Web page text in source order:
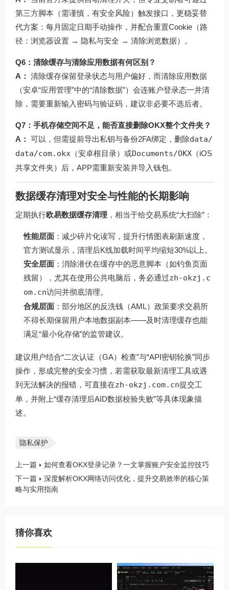
第三方脚本（需谨慎，有安全风险）触发接口，更稳妥替
代方案：每月固定日期手动操作，并配合重置Cookie（路
径：浏览器设置 → 隐私与安全 → 清除浏览数据）。
Q6：清除缓存与清除应用数据有何区别？
A： 清除缓存保留登录状态与用户偏好，而清除应用数据
（安卓“应用管理”中的“清除数据”）会连账户登录态一并清
除，需要重新输入密码与验证码，建议非必要不选后者。
Q7：手机存储空间不足，能否直接删除OKX整个文件夹？
A： 可以，但需提前导出私钥与备份2FA绑定，删除data/
data/com.okx （安卓根目录）或Documents/OKX （iOS
共享文件夹）后，APP需重新安装并导入钱包。
数据缓存清理对安全与性能的长期影响
定期执行欧易数据缓存清理 ，相当于给交易系统“大扫除”：
性能层面 ：减少碎片化读写，提升行情图表刷新速度，
官方测试显示，清理后K线加载时间平均缩短30%以上。
安全层面 ：消除潜伏在缓存中的恶意脚本（如钓鱼页面
残留），尤其在使用公共电脑后，务必通过zh-okzj.c
om.cn访问并彻底清理。
合规层面 ：部分地区的反洗钱（AML）政策要求交易所
不得长期保留用户本地数据副本——及时清理缓存也能
满足“最小化存储”的监管建议。
建议用户结合“二次认证（GA）检查”与“API密钥轮换”同步
操作，形成完整的安全习惯，若需获取最新清理工具或遇
到无法解决的报错，可直接在zh-okzj.com.cn提交工
单，并附上“缓存清理后AID数据校验失败”等具体现象描
述。
隐私保护
上一篇
如何查看OKX登录记录？一文掌握账户安全监控技巧
下一篇
深度解析OKX网络访问优化，提升交易效率的核心策
略与实用指南
猜你喜欢